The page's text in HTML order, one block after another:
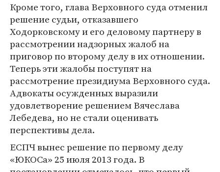
Кроме того, глава Верховного суда отменил
решение судьи, отказавшего
Ходорковскому и его деловому партнеру в
рассмотрении надзорных жалоб на
приговор по второму делу в их отношении.
Теперь эти жалобы поступят на
рассмотрение президиума Верховного суда.
Адвокаты осужденных выразили
удовлетворение решением Вячеслава
Лебедева, но не стали оценивать
перспективы дела.
ЕСПЧ вынес решение по первому делу
«ЮКОСа» 25 июля 2013 года. В